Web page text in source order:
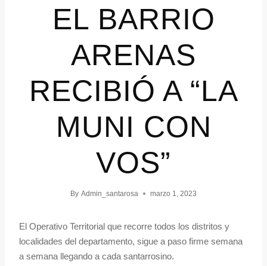
EL BARRIO
ARENAS
RECIBIÓ A “LA
MUNI CON
VOS”
By Admin_santarosa marzo 1, 2023
El Operativo Territorial que recorre todos los distritos y
localidades del departamento, sigue a paso firme semana
a semana llegando a cada santarrosino.